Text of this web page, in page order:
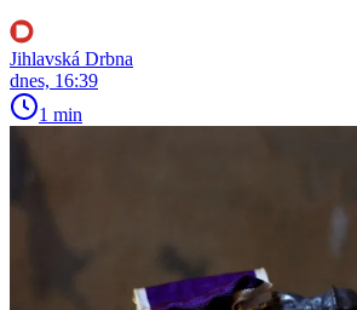
Jihlavská Drbna
dnes, 16:39
1 min